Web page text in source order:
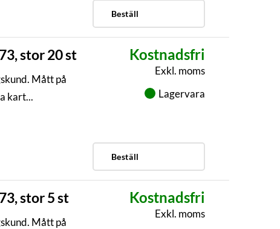
Beställ
stor 20 st
Mått på
kart...
Kostnadsfri
Exkl. moms
Lagervara
Beställ
stor 5 st
Mått på
Kostnadsfri
Exkl. moms